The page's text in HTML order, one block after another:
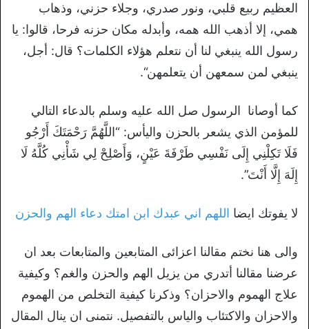
العظيم ربيع قلبي، ونور صدري، وجلاء حزني، وذهاب
همي، إلا أذهب الله همه، وأبدله مكان حزنه فرحا، قالوا: يا
رسول الله ينبغي لنا أن نتعلم هؤلاء الكلمات؟ قال: أجل،
ينبغي لمن سمعهن أن يتعلمهن“.
كما أوصانا الرسول صل الله عليه وسلم بالدعاء التالي
للمؤمن الذي يشعر بالحزن واليأس: “اللَّهُمَّ رَحْمَتَكَ أَرْجُو
فَلَا تَكِلْنِي إِلَى نَفْسِي طَرْفَةَ عَيْنٍ، وَأَصْلِحْ لِي شَأْنِي كُلَّهُ لَا
إِلَهَ إِلَّا أَنْتَ”.
لا يفوتك ايضا اللهم اني عبدك ابن امتك دعاء الهم والحزن
والى هنا نختم مقالنا اعزائى المتابعين والمتابعات بعد ان
عرضنا مقالنا أتدري من يزيل الهم والحزن والغم؟ وكيفية
علاج الهموم والاحزان؟ وذكرنا كيفية التخلص من الهموم
والاحزان والاكتئاب والياس بالتفصيل. نتمنى ان ينال المقال